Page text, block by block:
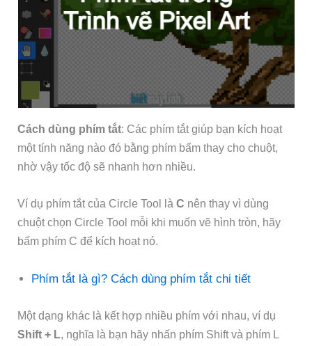
Cách dùng phím tắt: Các phím tắt giúp bạn kích hoạt
một tính năng nào đó bằng phím bấm thay cho chuột,
nhờ vậy tốc độ sẽ nhanh hơn nhiều.
Ví dụ phím tắt của Circle Tool làC nên thay vì dùng
chuột chọn Circle Tool mỗi khi muốn vẽ hình tròn, hãy
bấm phím C để kích hoạt nó.
Phím tắt là gì? Cách dùng phím tắt chi tiết
Một dạng khác là kết hợp nhiều phím với nhau, ví dụ
Shift + L, nghĩa là bạn hãy nhấn phím Shift và phím L